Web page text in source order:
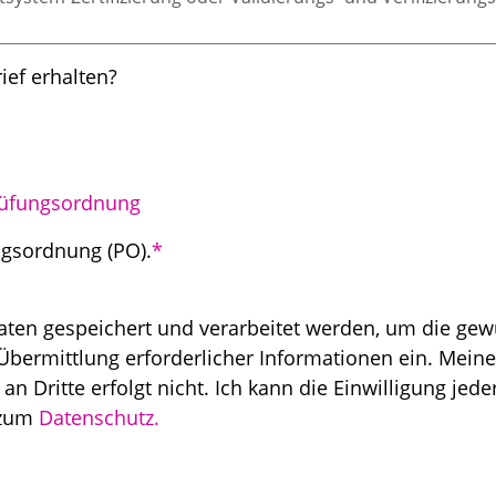
erhalten?
(PO).*
gespeichert und verarbeitet werden, um die
erforderlicher Informationen ein.
Dritte erfolgt nicht. Ich kann die Einwilligung
Datenschutz.